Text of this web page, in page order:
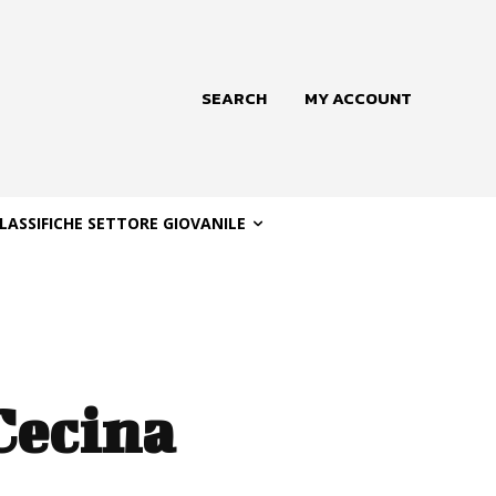
SEARCH MY ACCOUNT
SETTORE GIOVANILE